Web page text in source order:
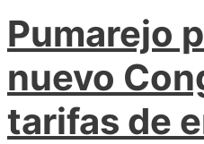
Pumarejo
nuevo
tarifas de